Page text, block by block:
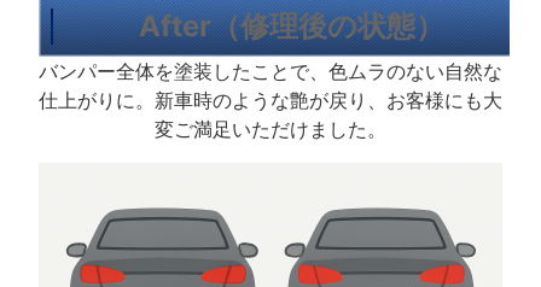
After（修理後の状態）
バンパー全体を塗装したことで、色ムラのない自然な
仕上がりに。新車時のような艶が戻り、お客様にも大
変ご満足いただけました。